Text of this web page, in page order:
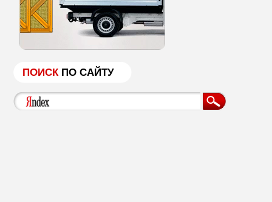
ПОИСКПО САЙТУ